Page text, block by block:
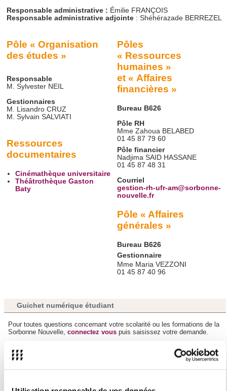
Responsable administrative : Émilie FRANÇOIS
Responsable administrative adjointe : Shéhérazade BERREZEL
Pôle « Organisation
des études »
Responsable
M. Sylvester NEIL
Gestionnaires
M. Lisandro CRUZ
M. Sylvain SALVIATI
Ressources
documentaires
Cinémathèque universitaire
Théâtrothèque Gaston
Baty
Pôles
« Ressources
humaines »
et « Affaires
financières »
Bureau B626
Pôle RH
Mme Zahoua BELABED
01 45 87 79 60
Pôle financier
Nadjima SAID HASSANE
01 45 87 48 31
Courriel
gestion-rh-ufr-am@sorbonne-
nouvelle.fr
Pôle « Affaires
générales »
Bureau B626
Gestionnaire
Mme Maria VEZZONI
01 45 87 40 96
Guichet numérique étudiant
Pour toutes questions concernant votre scolarité ou les formations de la
Sorbonne Nouvelle, connectez vous puis saisissez votre demande.
sur cette page
Directrice de l'UFR